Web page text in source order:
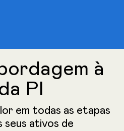
à
PI
em todas as etapas
seus ativos de